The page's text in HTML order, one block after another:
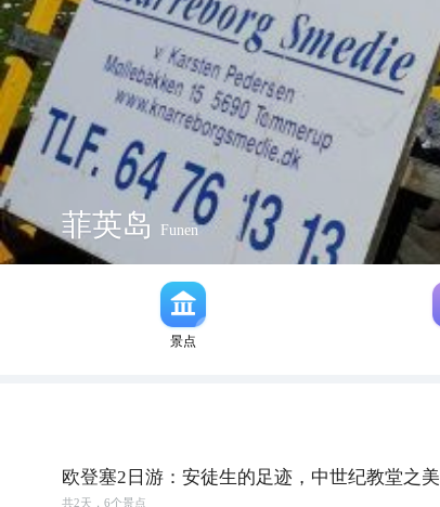
菲英岛 Funen
景点
欧登塞2日游：安徒生的足迹，中世纪教堂之美
共2天，6个景点